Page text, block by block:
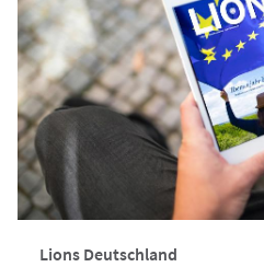
Lions Deutschland